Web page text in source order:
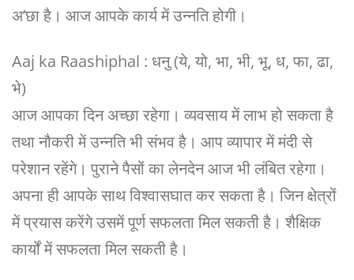
अ’छा है। आज आपके कार्य में उन्नति होगी।
Aaj ka Raashiphal : धनु (ये, यो, भा, भी, भू, ध, फा, ढा,
भे)
आज आपका दिन अच्छा रहेगा। व्यवसाय में लाभ हो सकता है
तथा नौकरी में उन्नति भी संभव है। आप व्यापार में मंदी से
परेशान रहेंगे। पुराने पैसों का लेनदेन आज भी लंबित रहेगा।
अपना ही आपके साथ विश्वासघात कर सकता है। जिन क्षेत्रों
में प्रयास करेंगे उसमें पूर्ण सफलता मिल सकती है। शैक्षिक
कार्यों में सफलता मिल सकती है।